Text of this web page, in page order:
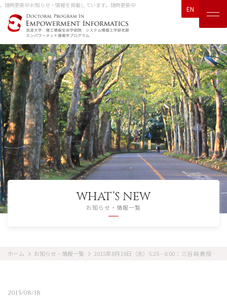
時更新中お知らせ・情報を掲載しています。随時更新中 EN
WHAT’S NEW
お知らせ・情報一覧
ホーム お知らせ・情報一覧 2015年8月19日（水）5:25 – 8:00： 三谷 純 教授がフジテレビ「めざましテレビ」に出演します。
2015/08/18